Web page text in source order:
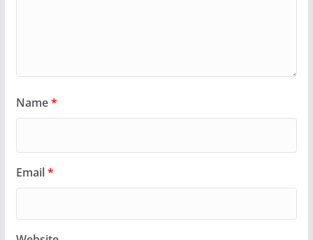
Name*
Email*